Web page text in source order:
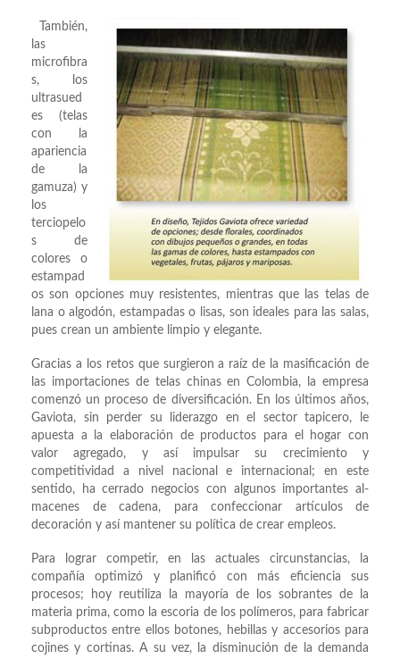
También,
las
microfibra
s, los
ultrasued
es (telas
con la
apariencia
de la
gamuza) y
los
terciopelo
s de
colores o
estampad
os son opciones muy resistentes, mientras que las telas de
lana o algodón, estampadas o lisas, son ideales para las salas,
pues crean un ambiente limpio y elegante.
Gracias a los retos que surgieron a raíz de la masificación de
las importaciones de telas chinas en Colombia, la empresa
comenzó un proceso de diversificación. En los últimos años,
Gaviota, sin perder su liderazgo en el sector tapicero, le
apuesta a la elaboración de productos para el hogar con
valor agregado, y así impulsar su crecimiento y
competitividad a nivel nacional e internacional; en este
sentido, ha cerrado negocios con algunos importantes al-
macenes de cadena, para confeccionar artículos de
decoración y así mantener su política de crear empleos.
Para lograr competir, en las actuales circunstancias, la
compañía optimizó y planificó con más eficiencia sus
procesos; hoy reutiliza la mayoría de los sobrantes de la
materia prima, como la escoria de los polímeros, para fabricar
subproductos entre ellos botones, hebillas y accesorios para
cojines y cortinas. A su vez, la disminución de la demanda